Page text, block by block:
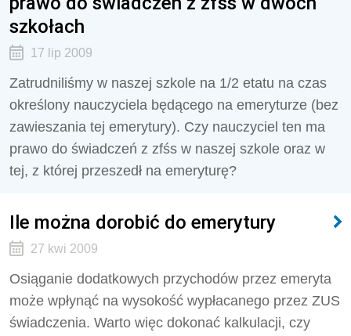
szkołach
17 lip 2009
Zatrudniliśmy w naszej szkole na 1/2 etatu na czas
określony nauczyciela będącego na emeryturze (bez
zawieszania tej emerytury). Czy nauczyciel ten ma
prawo do świadczeń z zfśs w naszej szkole oraz w
tej, z której przeszedł na emeryturę?
Ile można dorobić do emerytury
27 kwi 2009
Osiąganie dodatkowych przychodów przez emeryta
może wpłynąć na wysokość wypłacanego przez ZUS
świadczenia. Warto więc dokonać kalkulacji, czy